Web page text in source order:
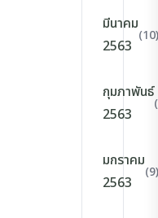
มีนาคม
2563
(10)
กุมภาพันธ์
2563
มกราคม
2563
(9)